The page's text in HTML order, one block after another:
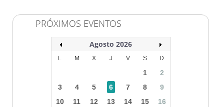
PRÓXIMOS EVENTOS
Agosto 2026
L M X J V S D
1
2
3
4 5 6 7 8
9
10
11 12 13 14 15
16